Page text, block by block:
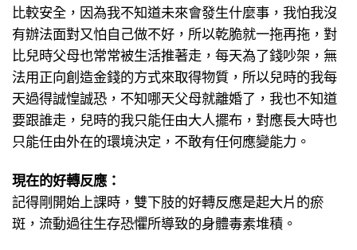
比較安全，因為我不知道未來會發生什麼事，我怕我沒
有辦法面對又怕自己做不好，所以乾脆就一拖再拖，對
比兒時父母也常常被生活推著走，每天為了錢吵架，無
法用正向創造金錢的方式來取得物質，所以兒時的我每
天過得誠惶誠恐，不知哪天父母就離婚了，我也不知道
要跟誰走，兒時的我只能任由大人擺布，對應長大時也
只能任由外在的環境決定，不敢有任何應變能力。
現在的好轉反應：
記得剛開始上課時，雙下肢的好轉反應是起大片的瘀
斑，流動過往生存恐懼所導致的身體毒素堆積。